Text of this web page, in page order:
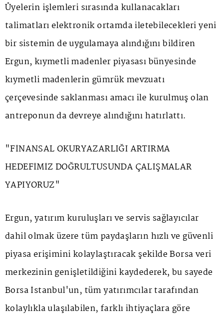
Üyelerin işlemleri sırasında kullanacakları
talimatları elektronik ortamda iletebilecekleri yeni
bir sistemin de uygulamaya alındığını bildiren
Ergun, kıymetli madenler piyasası bünyesinde
kıymetli madenlerin gümrük mevzuatı
çerçevesinde saklanması amacı ile kurulmuş olan
antreponun da devreye alındığını hatırlattı.
"FİNANSAL OKURYAZARLIĞI ARTIRMA
HEDEFİMİZ DOĞRULTUSUNDA ÇALIŞMALAR
YAPIYORUZ"
Ergun, yatırım kuruluşları ve servis sağlayıcılar
dahil olmak üzere tüm paydaşların hızlı ve güvenli
piyasa erişimini kolaylaştıracak şekilde Borsa veri
merkezinin genişletildiğini kaydederek, bu sayede
Borsa İstanbul'un, tüm yatırımcılar tarafından
kolaylıkla ulaşılabilen, farklı ihtiyaçlara göre